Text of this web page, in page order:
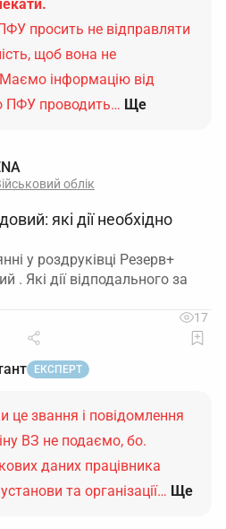
просить не відправляти
щоб вона не
інформацію від
ПФУ проводить… Ще
облік
які дії необхідно
у роздруківці Резерв+
. Які дії відподального за
17
ЕКСПЕРТ
це звання і повідомлення
ВЗ не подаємо, бо.
даних працівника
та організації… Ще